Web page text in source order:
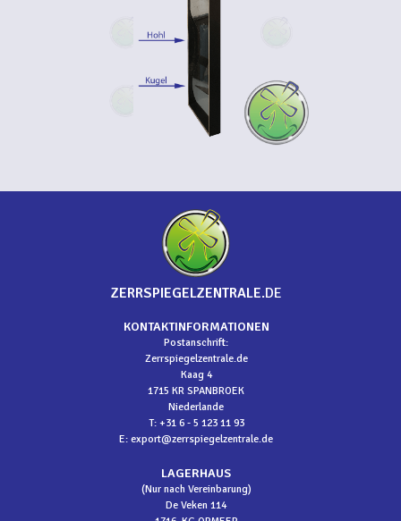
ZERRSPIEGELZENTRALE.DE
KONTAKTINFORMATIONEN
Postanschrift:
Zerrspiegelzentrale.de
Kaag 4
1715 KR SPANBROEK
Niederlande
T: +31 6 - 5 123 11 93
E: export@zerrspiegelzentrale.de
LAGERHAUS
(Nur nach Vereinbarung)
De Veken 114